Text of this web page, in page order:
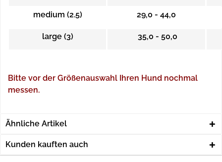
medium (2.5) 29,0 - 44,0
large (3) 35,0 - 50,0
Bitte vor der Größenauswahl Ihren Hund nochmal
messen.
Ähnliche Artikel
Kunden kauften auch